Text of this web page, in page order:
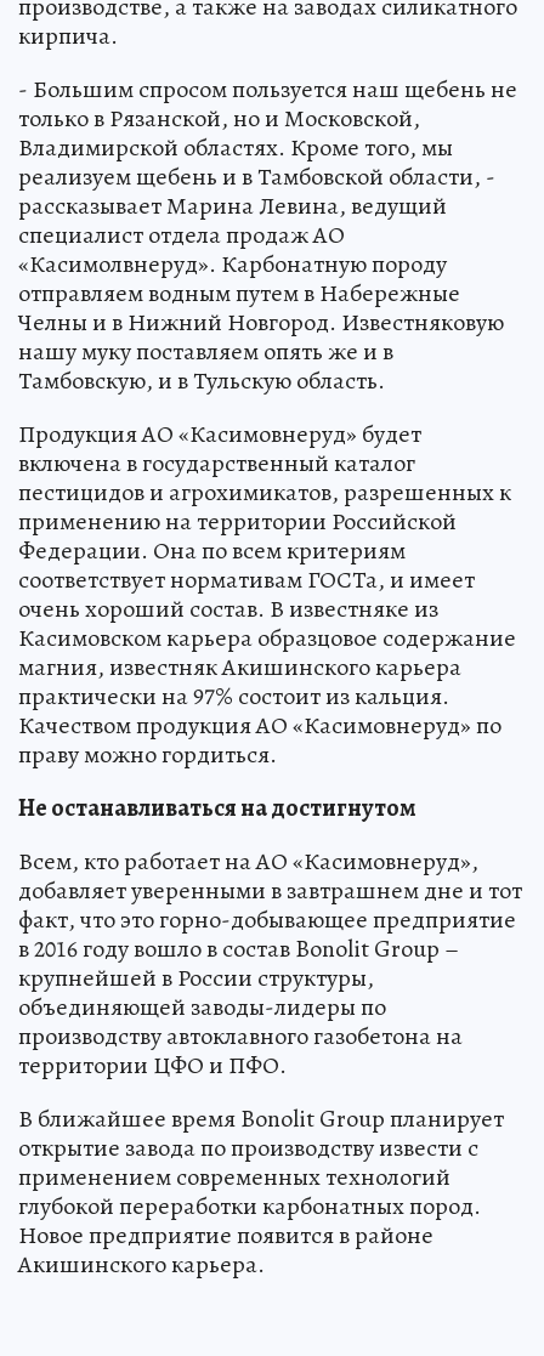
производстве, а также на заводах силикатного
кирпича.
- Большим спросом пользуется наш щебень не
только в Рязанской, но и Московской,
Владимирской областях. Кроме того, мы
реализуем щебень и в Тамбовской области, -
рассказывает Марина Левина, ведущий
специалист отдела продаж АО
«Касимолвнеруд». Карбонатную породу
отправляем водным путем в Набережные
Челны и в Нижний Новгород. Известняковую
нашу муку поставляем опять же и в
Тамбовскую, и в Тульскую область.
Продукция АО «Касимовнеруд» будет
включена в государственный каталог
пестицидов и агрохимикатов, разрешенных к
применению на территории Российской
Федерации. Она по всем критериям
соответствует нормативам ГОСТа, и имеет
очень хороший состав. В известняке из
Касимовском карьера образцовое содержание
магния, известняк Акишинского карьера
практически на 97% состоит из кальция.
Качеством продукция АО «Касимовнеруд» по
праву можно гордиться.
Не останавливаться на достигнутом
Всем, кто работает на АО «Касимовнеруд»,
добавляет уверенными в завтрашнем дне и тот
факт, что это горно-добывающее предприятие
в 2016 году вошло в состав Bonolit Group –
крупнейшей в России структуры,
объединяющей заводы-лидеры по
производству автоклавного газобетона на
территории ЦФО и ПФО.
В ближайшее время Bonolit Group планирует
открытие завода по производству извести с
применением современных технологий
глубокой переработки карбонатных пород.
Новое предприятие появится в районе
Акишинского карьера.